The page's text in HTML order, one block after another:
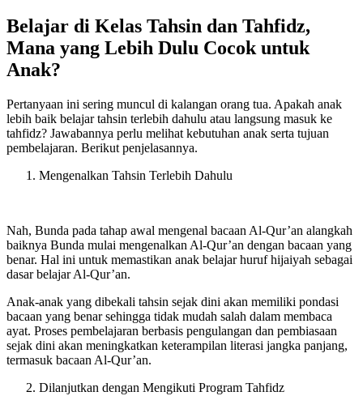
Belajar di Kelas Tahsin dan Tahfidz,
Mana yang Lebih Dulu Cocok untuk
Anak?
Pertanyaan ini sering muncul di kalangan orang tua. Apakah anak
lebih baik belajar tahsin terlebih dahulu atau langsung masuk ke
tahfidz? Jawabannya perlu melihat kebutuhan anak serta tujuan
pembelajaran. Berikut penjelasannya.
Mengenalkan Tahsin Terlebih Dahulu
Nah, Bunda pada tahap awal mengenal bacaan Al-Qur’an alangkah
baiknya Bunda mulai mengenalkan Al-Qur’an dengan bacaan yang
benar. Hal ini untuk memastikan anak belajar huruf hijaiyah sebagai
dasar belajar Al-Qur’an.
Anak-anak yang dibekali tahsin sejak dini akan memiliki pondasi
bacaan yang benar sehingga tidak mudah salah dalam membaca
ayat. Proses pembelajaran berbasis pengulangan dan pembiasaan
sejak dini akan meningkatkan keterampilan literasi jangka panjang,
termasuk bacaan Al-Qur’an.
Dilanjutkan dengan Mengikuti Program Tahfidz